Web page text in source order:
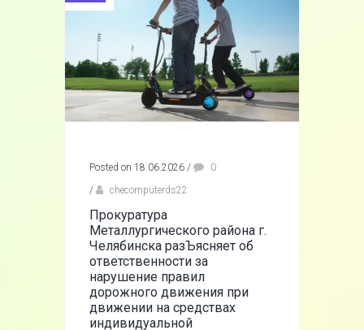
Posted on 18.06.2026 /
0
/
checomputerds22
Прокуратура
Металлургического района г.
Челябинска разЪясняет об
ответственности за
нарушение правил
дорожного движения при
движении на средствах
индивидуальной